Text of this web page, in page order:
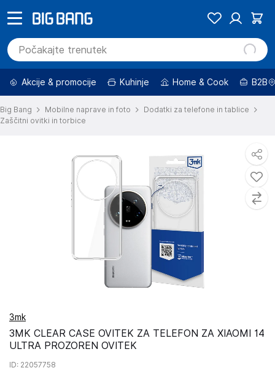
Akcije & promocije Kuhinje Home & Cook B2B
Big Bang Mobilne naprave in foto
Dodatki za telefone in tablice
Zaščitni ovitki in torbice
3mk
3MK CLEAR CASE OVITEK ZA TELEFON ZA XIAOMI 14
ULTRA PROZOREN OVITEK
ID: 22057758